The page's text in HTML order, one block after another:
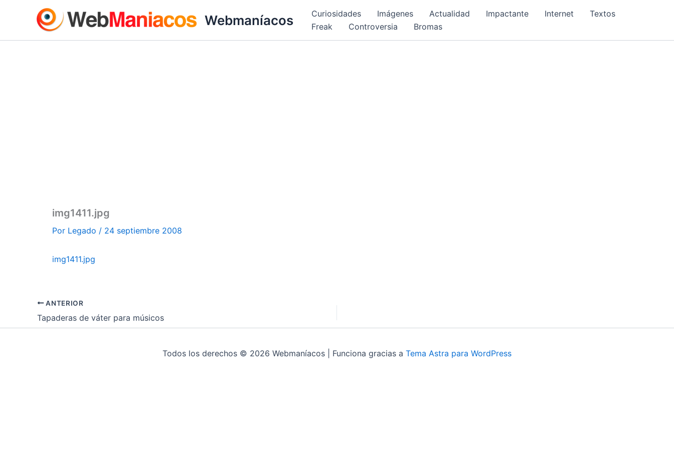
Webmaníacos Curiosidades Imágenes Actualidad Impactante Internet
Textos
Freak
Controversia Bromas
img1411.jpg
Por Legado / 24 septiembre 2008
img1411.jpg
ANTERIOR
Tapaderas de váter para músicos
Todos los derechos © 2026 Webmaníacos | Funciona gracias a Tema Astra para WordPress